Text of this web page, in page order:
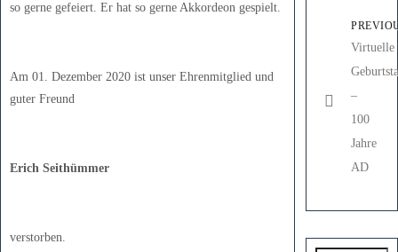
so gerne gefeiert. Er hat so gerne Akkordeon gespielt.
Am 01. Dezember 2020 ist unser Ehrenmitglied und
guter Freund
Erich Seithümmer
verstorben.
Virtuelle
–
100
Jahre
AD